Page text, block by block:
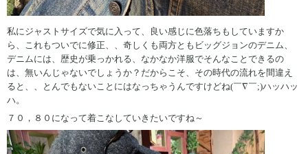
私にジャストサイズで気に入って、良い感じに色落ちもしていますか
ら、これもついでに修正、、奇しくも両方ともビッグジョンのデニム、
デニムには、歴史が乗っかれる、なかなか洋服でそんなことできるの
は、無いんじゃないでしょうか？だからこそ、その時代の流れを間違え
ると、、とんでもないことにはなっちゃうんですけどね(￣∇￣;)ハッハッ
ハ。
７０，８０になって着こなしていきたいですね～